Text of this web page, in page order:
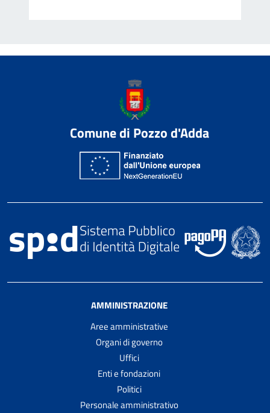
Comune di Pozzo d'Adda
AMMINISTRAZIONE
Aree amministrative
Organi di governo
Uffici
Enti e fondazioni
Politici
Personale amministrativo